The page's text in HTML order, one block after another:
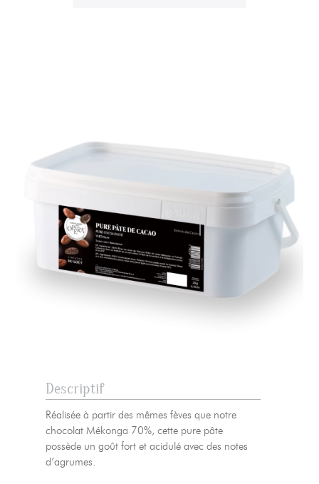
Descriptif
Réalisée à partir des mêmes fèves que notre
chocolat Mékonga 70%, cette pure pâte
possède un goût fort et acidulé avec des notes
d’agrumes.